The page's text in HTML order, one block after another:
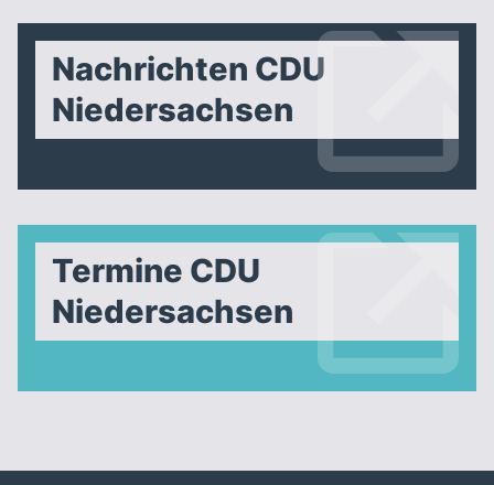
Nachrichten CDU
Niedersachsen
Termine CDU
Niedersachsen